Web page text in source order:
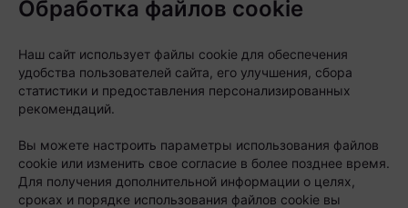
музыку, закат и настроение, когда не нужно
пойти на звук.
Другие интересные новости в нашем телеграм-
Следите за нами в соцсетях
Обработка файлов cookie
Наш сайт использует файлы cookie для обеспечения
удобства пользователей сайта, его улучшения, сбора
статистики и предоставления персонализированных
рекомендаций.
Вы можете настроить параметры использования файлов
cookie или изменить свое согласие в более позднее время.
Для получения дополнительной информации о целях,
сроках и порядке использования файлов cookie вы